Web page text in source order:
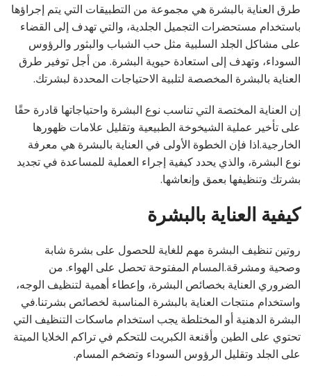
طرق العناية بالبشرة هي مجموعة من التطبيقات التي يتم إجراؤها
باستخدام مستحضرات التجميل الجلدية، والتي تهدف إلى القضاء
على مشاكل الجلد السلبية مثل حب الشباب والبثور والرؤوس
السوداء، وتهدف إلى استعادة حيوية البشرة. من أجل توفير طرق
العناية بالبشرة المخصصة لتلبية الاحتياجات المحددة لبشرتك.
إن العناية المختصة التي تناسب نوع البشرة واحتياجاتها قادرة حقًا
على تأخير عملية الشيخوخة الطبيعية وتقليل علامات ظهورها
الخارجية.اذا فإن الخطوة الأولى في العناية بالبشرة هي معرفة
نوع البشرة، والذي يحدد كيفية إجراء العملية للمساعدة في تجديد
بشرتك وتنظيفها بعمق وإنعاشها.
كيفية العناية بالبشرة
روتين تنظيف البشرة مهم للغاية للحصول على بشرة شابة
وصحية ومشرقة.المسام المفتوحة تحصل على الهواء. من
الضروري العناية بخصائص البشرة، وإعطاء أهمية لتنظيف الوجه،
واستخدام منتجات العناية بالبشرة المناسبة لخصائص بشرتنا.في
البشرة الدهنية أو المختلطة يجب استخدام ماسكات التنظيف التي
تحتوي على الطين وأقنعة الكبريت للتحكم في تراكم الخلايا الميتة
على الجلد وتقليل الرؤوس السوداء وتضخم المسام.